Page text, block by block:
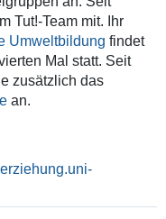
Tut!-Team mit. Ihr
Umweltbildung findet
Mal statt. Seit
zusätzlich das
an.